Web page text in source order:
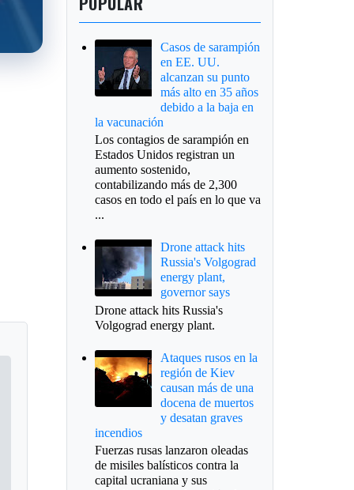
Casos de sarampión
en EE. UU.
alcanzan su punto
más alto en 35 años
debido a la baja en
la vacunación
Los contagios de sarampión en
Estados Unidos registran un
aumento sostenido,
contabilizando más de 2,300
casos en todo el país en lo que va
...
Drone attack hits
Russia's Volgograd
energy plant,
governor says
Drone attack hits Russia's
Volgograd energy plant.
Ataques rusos en la
región de Kiev
causan más de una
docena de muertos
y desatan graves
incendios
Fuerzas rusas lanzaron oleadas
de misiles balísticos contra la
capital ucraniana y sus